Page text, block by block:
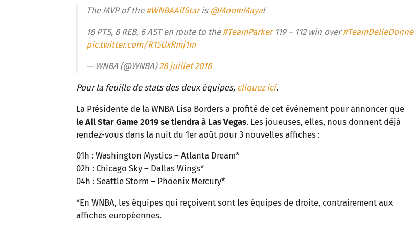
The MVP of the #WNBAAllStaris @MooreMaya!
18 PTS, 8 REB, 6 AST en route to the #TeamParker119 – 112 win over#TeamDelleDonne
pic.twitter.com/R15UxRmj1m
— WNBA (@WNBA)28 juillet 2018
Pour la feuille de stats des deux équipes, cliquez ici.
La Présidente de la WNBA Lisa Borders a profité de cet événement pour annoncer que
le All Star Game 2019 se tiendra à Las Vegas. Les joueuses, elles, nous donnent déjà
rendez-vous dans la nuit du 1er août pour 3 nouvelles affiches :
01h : Washington Mystics – Atlanta Dream*
02h : Chicago Sky – Dallas Wings*
04h : Seattle Storm – Phoenix Mercury*
*En WNBA, les équipes qui reçoivent sont les équipes de droite, contrairement aux
affiches européennes.